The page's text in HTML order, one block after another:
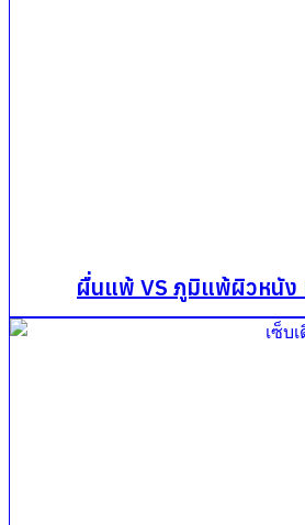
ผื่นแพ้ VS ภูมิแพ้ผิวหนัง